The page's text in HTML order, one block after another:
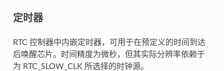
定时器
RTC 控制器中内嵌定时器，可用于在预定义的时间到达
后唤醒芯片。时间精度为微秒，但其实际分辨率依赖于
为 RTC_SLOW_CLK 所选择的时钟源。